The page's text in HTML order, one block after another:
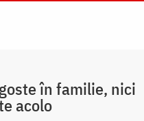
în familie, nici
acolo